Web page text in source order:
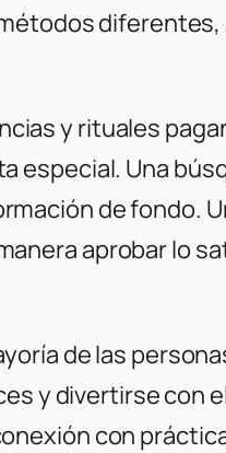
y rituales
Una
de fondo.
aprobar lo
de las
y divertirse con
con